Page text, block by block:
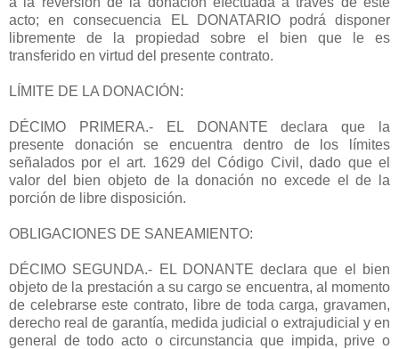
acto; en consecuencia EL DONATARIO podrá disponer
libremente de la propiedad sobre el bien que le es
transferido en virtud del presente contrato.
LÍMITE DE LA DONACIÓN:
DÉCIMO PRIMERA.- EL DONANTE declara que la
presente donación se encuentra dentro de los límites
señalados por el art. 1629 del Código Civil, dado que el
valor del bien objeto de la donación no excede el de la
porción de libre disposición.
OBLIGACIONES DE SANEAMIENTO:
DÉCIMO SEGUNDA.- EL DONANTE declara que el bien
objeto de la prestación a su cargo se encuentra, al momento
de celebrarse este contrato, libre de toda carga, gravamen,
derecho real de garantía, medida judicial o extrajudicial y en
general de todo acto o circunstancia que impida, prive o